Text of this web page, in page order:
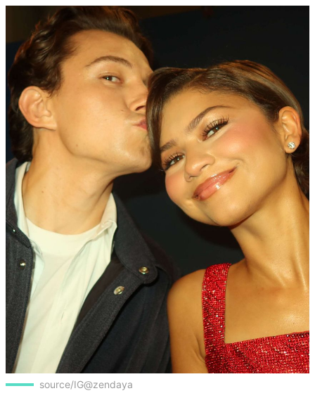
source/IG@zendaya